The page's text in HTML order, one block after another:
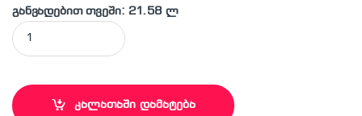
განვადებით თვეში: 21.58 ლ
ჩასაშენებელი ქურის ზედაპირი LUXELL LX412BF BRONSE
კალათაში დამატება